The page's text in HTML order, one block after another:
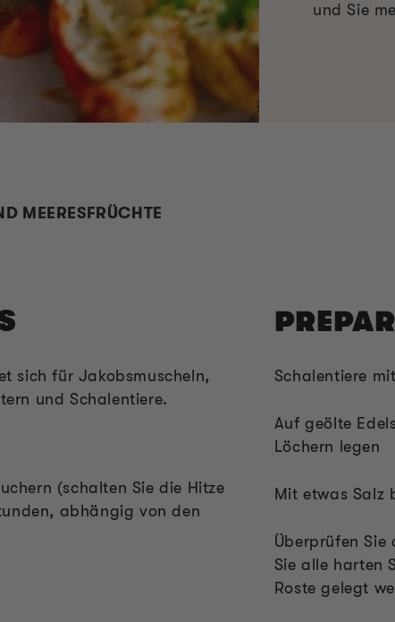
und Sie
MEERESFRÜCHTE
sich für Jakobsmuscheln,
und Schalentiere.
(schalten Sie die Hitze
abhängig von den
Schalentiere
Auf geölte
Löchern legen
Mit etwas Salz
Überprüfen Sie
Sie alle harten
Roste gelegt